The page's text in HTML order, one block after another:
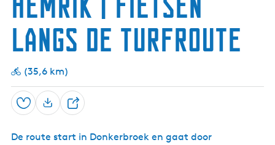
b
o
r
o
n
v
r
langs de Turfroute
(35,6 km)
Opslaan
D
e
De route start in Donkerbroek en gaat door